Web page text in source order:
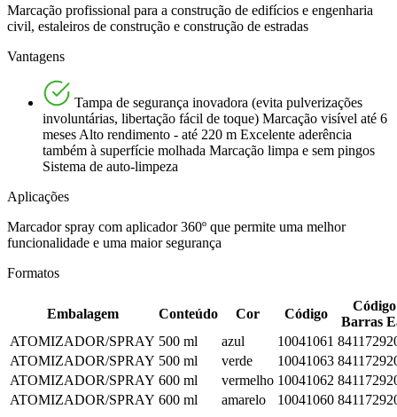
Marcação profissional para a construção de edifícios e engenharia
civil, estaleiros de construção e construção de estradas
Vantagens
Tampa de segurança inovadora (evita pulverizações
involuntárias, libertação fácil de toque) Marcação visível até 6
meses Alto rendimento - até 220 m Excelente aderência
também à superfície molhada Marcação limpa e sem pingos
Sistema de auto-limpeza
Aplicações
Marcador spray com aplicador 360º que permite uma melhor
funcionalidade e uma maior segurança
Formatos
Embalagem Conteúdo Cor Código
Barras
ATOMIZADOR/SPRAY 500 ml azul 10041061
ATOMIZADOR/SPRAY 500 ml verde 10041063
ATOMIZADOR/SPRAY 600 ml vermelho 10041062
ATOMIZADOR/SPRAY 600 ml amarelo 10041060